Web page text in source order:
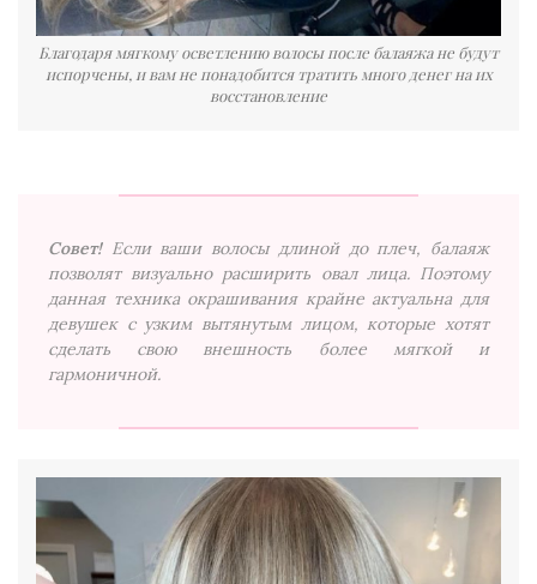
Благодаря мягкому осветлению волосы после балаяжа не будут
испорчены, и вам не понадобится тратить много денег на их
восстановление
Совет! Если ваши волосы длиной до плеч, балаяж
позволят визуально расширить овал лица. Поэтому
данная техника окрашивания крайне актуальна для
девушек с узким вытянутым лицом, которые хотят
сделать свою внешность более мягкой и
гармоничной.